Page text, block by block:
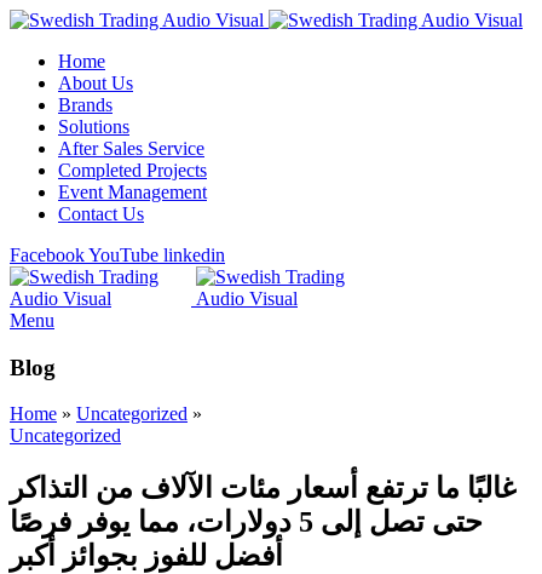
Home
About Us
Brands
Solutions
After Sales Service
Completed Projects
Event Management
Contact Us
FacebookYouTube linkedin
Menu
Blog
Home » Uncategorized »
Uncategorized
غالبًا ما ترتفع أسعار مئات الآلاف من التذاكر
حتى تصل إلى 5 دولارات، مما يوفر فرصًا
أفضل للفوز بجوائز أكبر